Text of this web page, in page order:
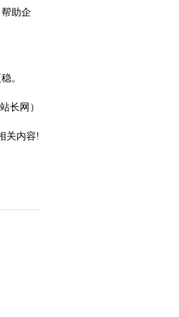
助企
。
长网）
关内容!